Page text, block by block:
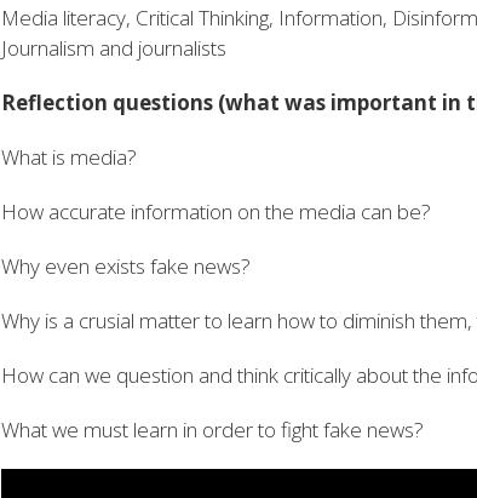
Media literacy, Critical Thinking, Information,
Journalism and journalists
Reflection questions (what was important in
What is media?
How accurate information on the media can be?
Why even exists fake news?
Why is a crusial matter to learn how to diminish
How can we question and think critically about the
What we must learn in order to fight fake news?